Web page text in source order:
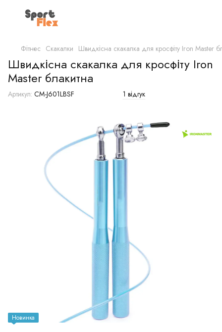
Фітнес Скакалки Швидкісна скакалка для кросфіту Iron Master
Швидкісна скакалка для кросфіту Iron
Master блакитна
Артикул: CM-J601LBSF 1 відгук
Новинка